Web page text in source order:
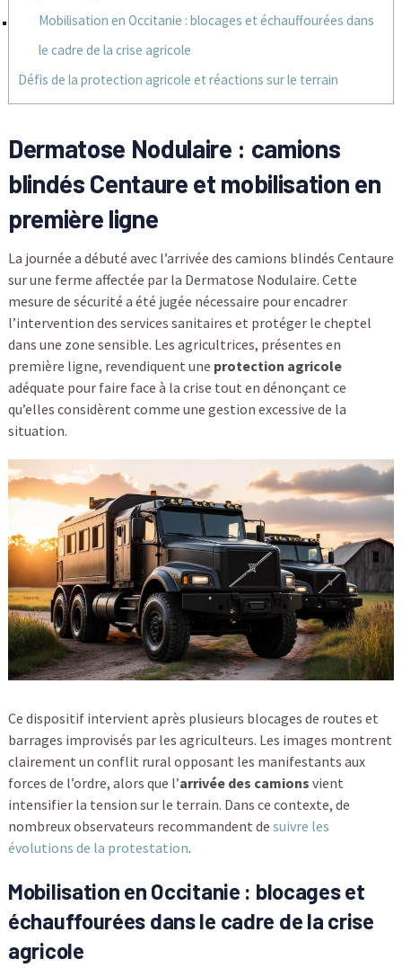
Mobilisation en Occitanie : blocages et échauffourées dans
le cadre de la crise agricole
Défis de la protection agricole et réactions sur le terrain
Dermatose Nodulaire : camions
blindés Centaure et mobilisation en
première ligne
La journée a débuté avec l’arrivée des camions blindés Centaure
sur une ferme affectée par la Dermatose Nodulaire. Cette
mesure de sécurité a été jugée nécessaire pour encadrer
l’intervention des services sanitaires et protéger le cheptel
dans une zone sensible. Les agricultrices, présentes en
première ligne, revendiquent une protection agricole
adéquate pour faire face à la crise tout en dénonçant ce
qu’elles considèrent comme une gestion excessive de la
situation.
Ce dispositif intervient après plusieurs blocages de routes et
barrages improvisés par les agriculteurs. Les images montrent
clairement un conflit rural opposant les manifestants aux
forces de l’ordre, alors que l’arrivée des camions vient
intensifier la tension sur le terrain. Dans ce contexte, de
nombreux observateurs recommandent de suivre les
évolutions de la protestation.
Mobilisation en Occitanie : blocages et
échauffourées dans le cadre de la crise
agricole